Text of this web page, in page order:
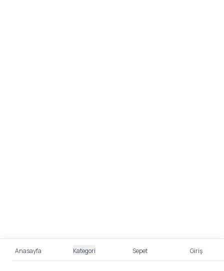
Anasayfa Kategori Sepet Giriş